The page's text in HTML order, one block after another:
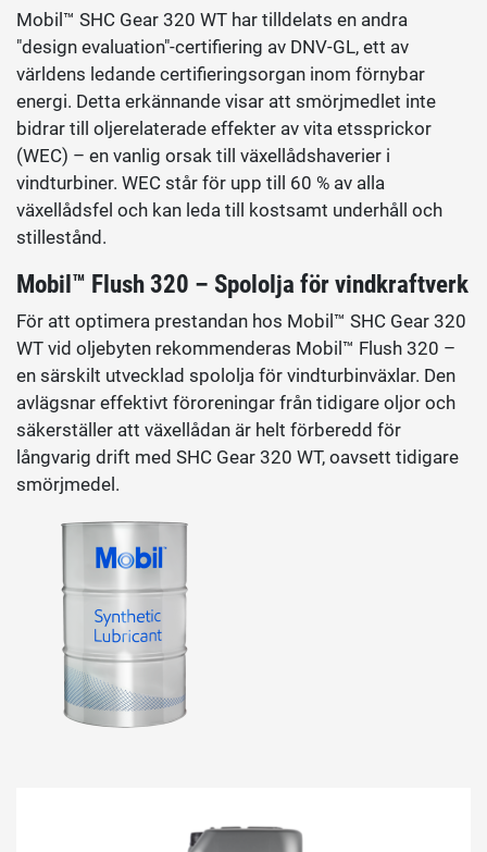
Mobil™ SHC Gear 320 WT har tilldelats en andra
"design evaluation"-certifiering av DNV-GL, ett av
världens ledande certifieringsorgan inom förnybar
energi. Detta erkännande visar att smörjmedlet inte
bidrar till oljerelaterade effekter av vita etssprickor
(WEC) – en vanlig orsak till växellådshaverier i
vindturbiner. WEC står för upp till 60 % av alla
växellådsfel och kan leda till kostsamt underhåll och
stillestånd.
Mobil™ Flush 320 – Spololja för vindkraftverk
För att optimera prestandan hos Mobil™ SHC Gear 320
WT vid oljebyten rekommenderas Mobil™ Flush 320 –
en särskilt utvecklad spololja för vindturbinväxlar. Den
avlägsnar effektivt föroreningar från tidigare oljor och
säkerställer att växellådan är helt förberedd för
långvarig drift med SHC Gear 320 WT, oavsett tidigare
smörjmedel.